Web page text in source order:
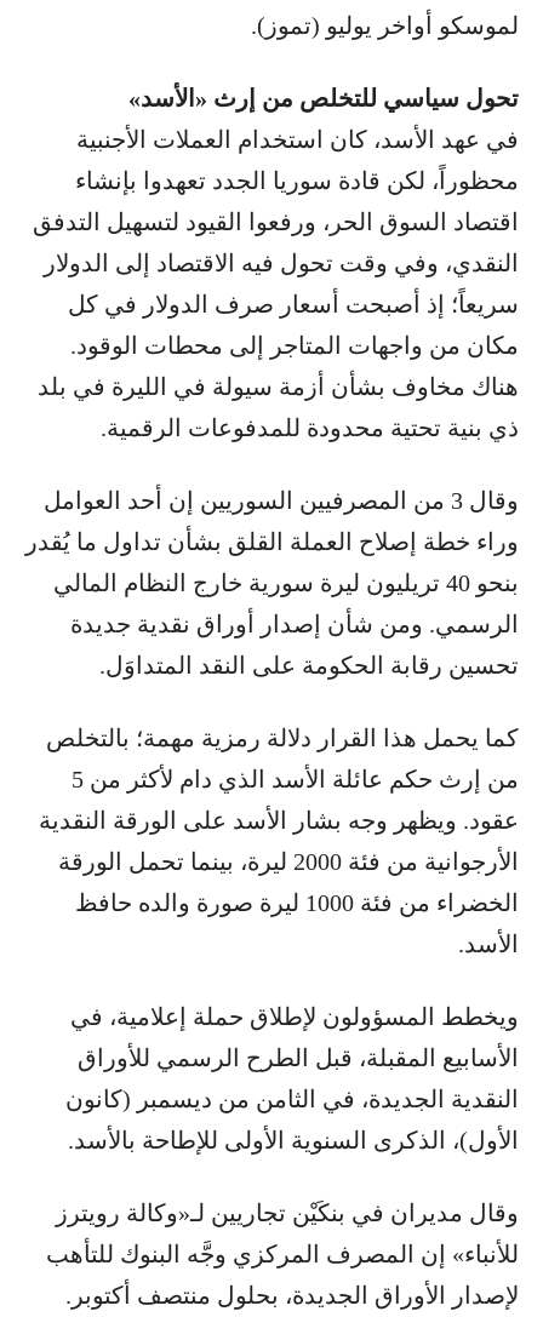
لموسكو أواخر يوليو (تموز).
تحول سياسي للتخلص من إرث «الأسد»
في عهد الأسد، كان استخدام العملات الأجنبية
محظوراً، لكن قادة سوريا الجدد تعهدوا بإنشاء
اقتصاد السوق الحر، ورفعوا القيود لتسهيل التدفق
النقدي، وفي وقت تحول فيه الاقتصاد إلى الدولار
سريعاً؛ إذ أصبحت أسعار صرف الدولار في كل
مكان من واجهات المتاجر إلى محطات الوقود.
هناك مخاوف بشأن أزمة سيولة في الليرة في بلد
ذي بنية تحتية محدودة للمدفوعات الرقمية.
وقال 3 من المصرفيين السوريين إن أحد العوامل
وراء خطة إصلاح العملة القلق بشأن تداول ما يُقدر
بنحو 40 تريليون ليرة سورية خارج النظام المالي
الرسمي. ومن شأن إصدار أوراق نقدية جديدة
تحسين رقابة الحكومة على النقد المتداوَل.
كما يحمل هذا القرار دلالة رمزية مهمة؛ بالتخلص
من إرث حكم عائلة الأسد الذي دام لأكثر من 5
عقود. ويظهر وجه بشار الأسد على الورقة النقدية
الأرجوانية من فئة 2000 ليرة، بينما تحمل الورقة
الخضراء من فئة 1000 ليرة صورة والده حافظ
الأسد.
ويخطط المسؤولون لإطلاق حملة إعلامية، في
الأسابيع المقبلة، قبل الطرح الرسمي للأوراق
النقدية الجديدة، في الثامن من ديسمبر (كانون
الأول)، الذكرى السنوية الأولى للإطاحة بالأسد.
وقال مديران في بنكَيْن تجاريين لـ«وكالة رويترز
للأنباء» إن المصرف المركزي وجَّه البنوك للتأهب
لإصدار الأوراق الجديدة، بحلول منتصف أكتوبر.